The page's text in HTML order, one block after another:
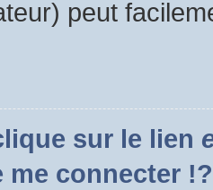
peut
sur le lien
me connecter !?